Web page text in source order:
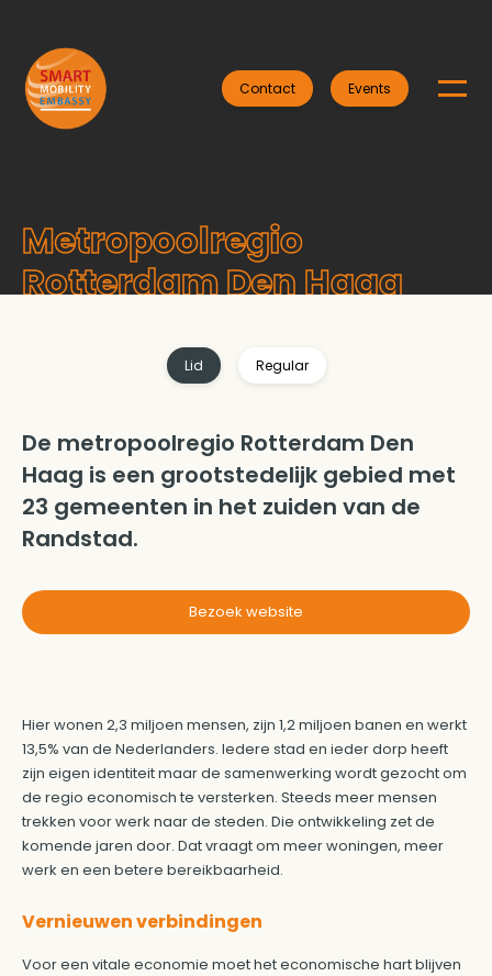
Contact Events
Metropoolregio
Rotterdam Den Haag
Lid Regular
De metropoolregio Rotterdam Den
Haag is een grootstedelijk gebied met
23 gemeenten in het zuiden van de
Randstad.
Bezoek website
Hier wonen 2,3 miljoen mensen, zijn 1,2 miljoen banen en werkt
13,5% van de Nederlanders. Iedere stad en ieder dorp heeft
zijn eigen identiteit maar de samenwerking wordt gezocht om
de regio economisch te versterken. Steeds meer mensen
trekken voor werk naar de steden. Die ontwikkeling zet de
komende jaren door. Dat vraagt om meer woningen, meer
werk en een betere bereikbaarheid.
Vernieuwen verbindingen
Voor een vitale economie moet het economische hart blijven